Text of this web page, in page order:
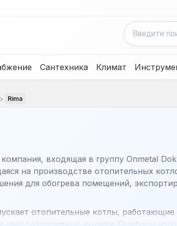
Сантехника Климат
Rima
входящая в группу Onmetal
на производстве отопительных
для обогрева помещений,
отопительные котлы,